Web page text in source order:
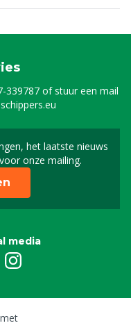
339787of stuur een mail
het laatste nieuws
onze mailing.
je in voor onze
media